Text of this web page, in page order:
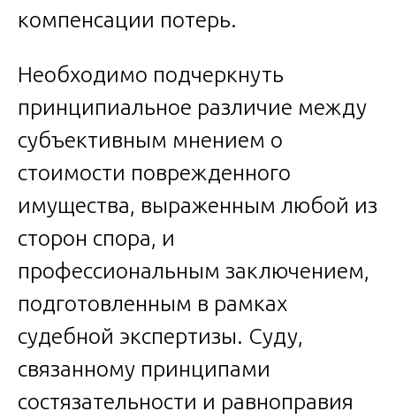
компенсации потерь.
Необходимо подчеркнуть
принципиальное различие между
субъективным мнением о
стоимости поврежденного
имущества, выраженным любой из
сторон спора, и
профессиональным заключением,
подготовленным в рамках
судебной экспертизы. Суду,
связанному принципами
состязательности и равноправия